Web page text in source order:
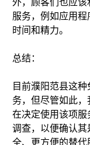
外，顾客们也应
服务，例如应用
时间和精力。
总结：
目前濮阳范县这
务，但尽管如此，
在决定使用该项
调查，以便确认
全、更方便的替